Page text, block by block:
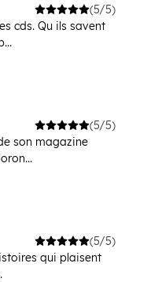
(5/5)
cds. Qu ils savent
(5/5)
son magazine
(5/5)
qui plaisent